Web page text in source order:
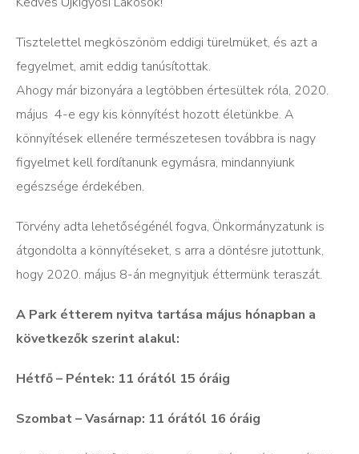
Tisztelettel megköszönöm eddigi türelmüket, és azt a
fegyelmet, amit eddig tanúsítottak.
Ahogy már bizonyára a legtöbben értesültek róla, 2020.
május 4-e egy kis könnyítést hozott életünkbe. A
könnyítések ellenére természetesen továbbra is nagy
figyelmet kell fordítanunk egymásra, mindannyiunk
egészsége érdekében.
Törvény adta lehetőségénél fogva, Önkormányzatunk is
átgondolta a könnyítéseket, s arra a döntésre jutottunk,
hogy 2020. május 8-án megnyitjuk éttermünk teraszát.
A Park étterem nyitva tartása május hónapban a
következők szerint alakul:
Hétfő – Péntek: 11 órától 15 óráig
Szombat – Vasárnap: 11 órától 16 óráig